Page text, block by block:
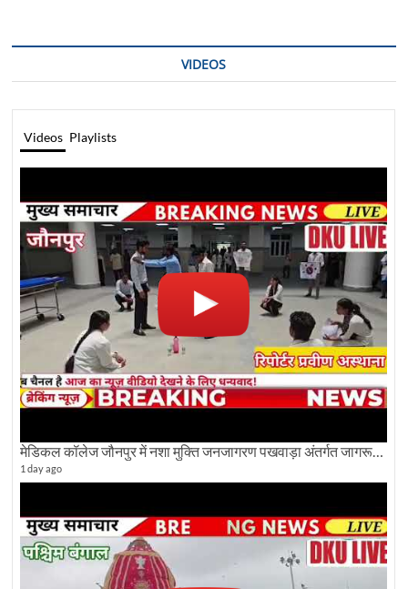
VIDEOS
Videos Playlists
मेडिकल कॉलेज जौनपुर में नशा मुक्ति जनजागरण पखवाड़ा अंतर्गत जागरूकता कार्यक्रम आयोजित
1 day ago